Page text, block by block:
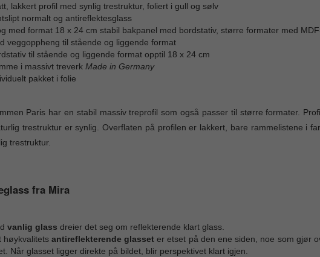
lakkert profil med synlig trestruktur, foliert i gull og sølv
normalt og antireflektesglass
med format 18 x 24 cm stabil bakpanel med bordstativ, større formater med
veggoppheng til stående og liggende format
til stående og liggende format opptil 18 x 24 cm
i massivt treverk Made in Germany
pakket i folie
Paris har en stabil massiv treprofil som også passer til større formater.
trestruktur er synlig. Overflaten på profilen er lakkert, bare rammelistene i
trestruktur.
fra Mira
vanlig glass dreier det seg om reflekterende klart glass.
høykvalitets antireflekterende glasset er etset på den ene siden, noe som gjør
Når glasset ligger direkte på bildet, blir perspektivet klart igjen.